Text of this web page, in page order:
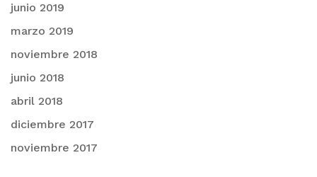
junio 2019
marzo 2019
noviembre 2018
junio 2018
abril 2018
diciembre 2017
noviembre 2017